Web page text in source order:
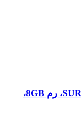
لپ تاپ استوک SURFACE LAPTOP 4، رم 8GB،